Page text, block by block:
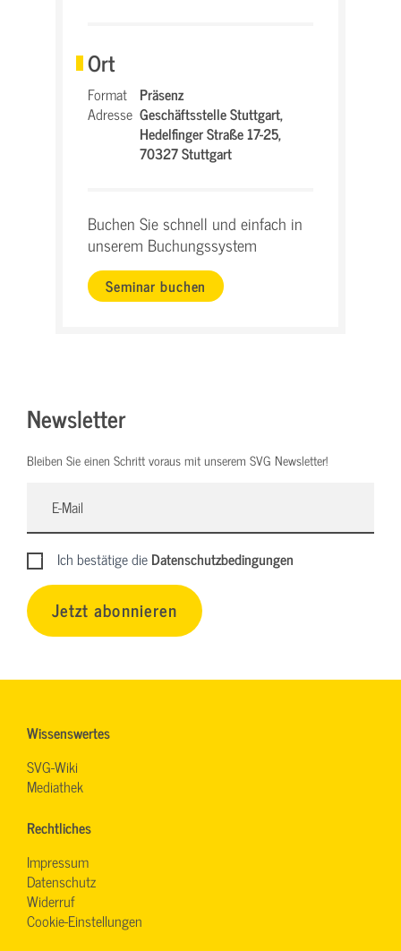
Ort
Format Präsenz
Adresse Geschäftsstelle Stuttgart,
Hedelfinger Straße 17-25,
70327 Stuttgart
Buchen Sie schnell und einfach in
unserem Buchungssystem
Seminar buchen
Newsletter
Bleiben Sie einen Schritt voraus mit unserem SVG Newsletter!
Ich bestätige dieDatenschutzbedingungen
Jetzt abonnieren
Wissenswertes
SVG-Wiki
Mediathek
Rechtliches
Impressum
Datenschutz
Widerruf
Cookie-Einstellungen